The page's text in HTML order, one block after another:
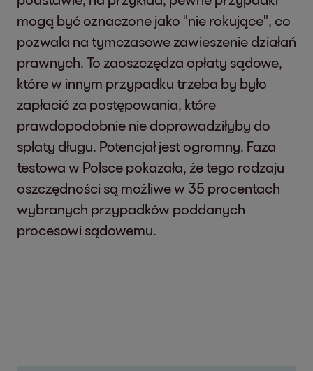
mogą być oznaczone jako "nie rokujące", co
pozwala na tymczasowe zawieszenie działań
prawnych. To zaoszczędza opłaty sądowe,
które w innym przypadku trzeba by było
zapłacić za postępowania, które
prawdopodobnie nie doprowadziłyby do
spłaty długu. Potencjał jest ogromny. Faza
testowa w Polsce pokazała, że tego rodzaju
oszczędności są możliwe w 35 procentach
wybranych przypadków poddanych
procesowi sądowemu.